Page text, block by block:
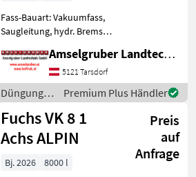
Fass-Bauart: Vakuumfass,
Saugleitung, hydr. Bremsen,
Güllefässer- In Massivität
und Langlebigkeit
unschlagbar! (Stärkste
Materialstärken + Beste Ma
Amselgruber Landtechnik GmbH
5121 Tarsdorf
Düngung
und
Beregnung
/ Fuchs
Premium Plus Händler
Fuchs VK 8 1
Achs ALPIN
Preis
auf
Anfrage
Bj. 2026
8000 l